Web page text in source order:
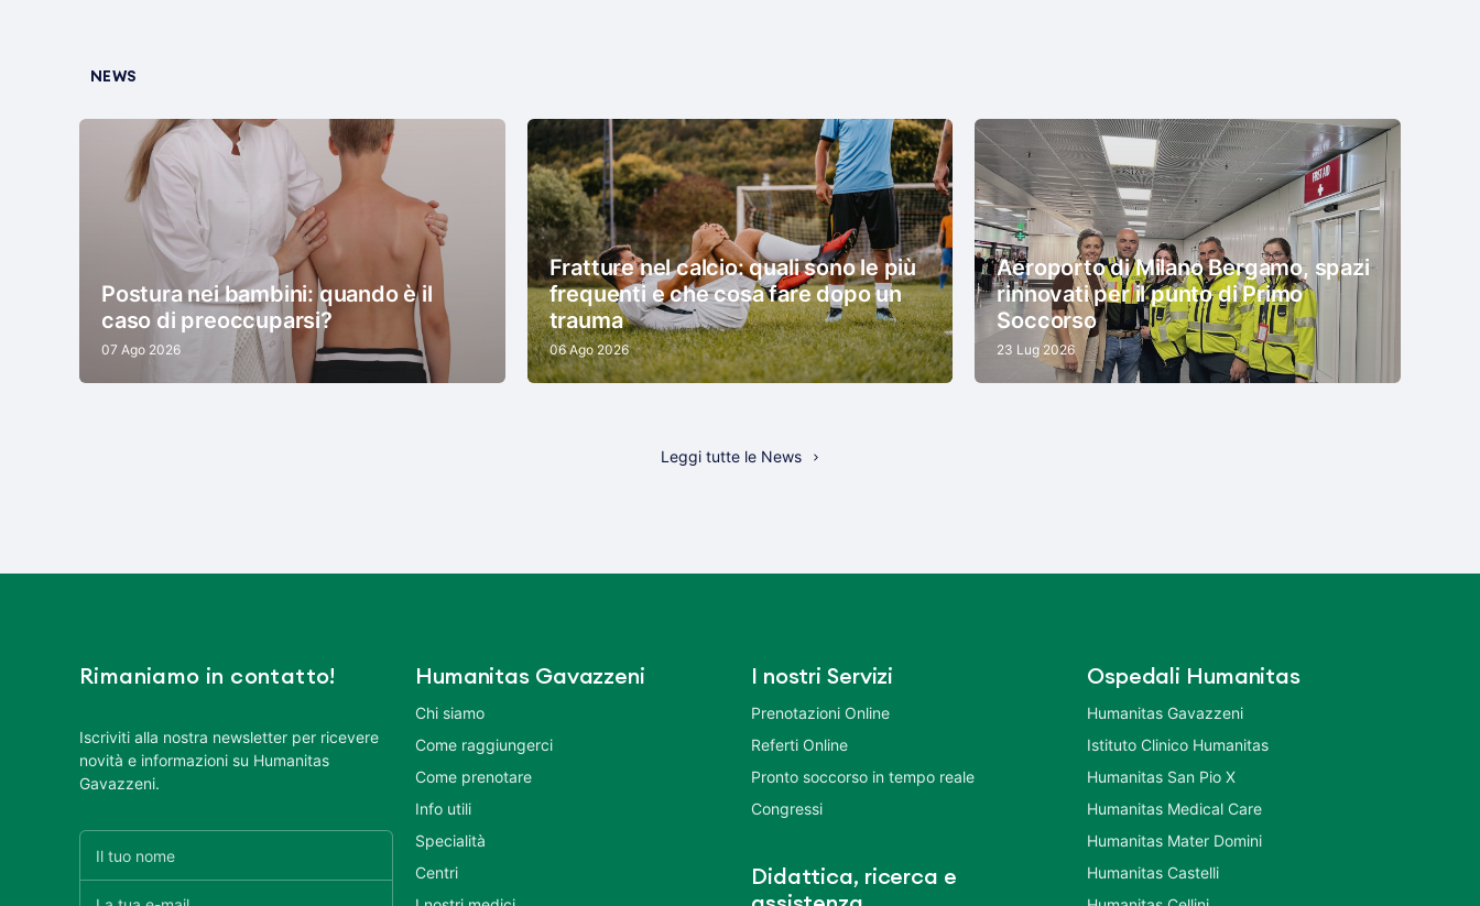
NEWS
Postura nei bambini: quando è il
caso di preoccuparsi?
07 Ago 2026
Fratture nel calcio: quali sono le più
frequenti e che cosa fare dopo un
trauma
06 Ago 2026
Aeroporto di Milano Bergamo, spazi
rinnovati per il punto di Primo
Soccorso
23 Lug 2026
Leggi tutte le News
Rimaniamo in contatto!
Iscriviti alla nostra newsletter per ricevere
novità e informazioni su Humanitas
Gavazzeni.
Humanitas Gavazzeni
Chi siamo
Come raggiungerci
Come prenotare
Info utili
Specialità
Centri
I nostri Servizi
Prenotazioni Online
Referti Online
Pronto soccorso in tempo reale
Congressi
Didattica, ricerca e
Ospedali Humanitas
Humanitas Gavazzeni
Istituto Clinico Humanitas
Humanitas San Pio X
Humanitas Medical Care
Humanitas Mater Domini
Humanitas Castelli